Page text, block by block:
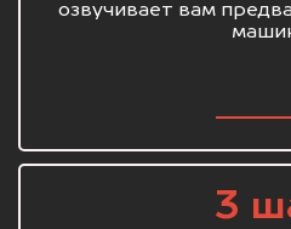
озвучивает вам
3